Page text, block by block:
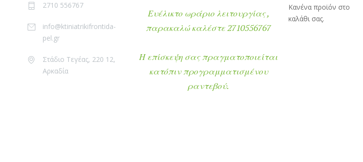
2710 556767
info@ktiniatrikifrontida-
pel.gr
Στάδιο Τεγέας, 220 12,
Αρκαδία
Ευέλικτο ωράριο λειτουργίας ,
παρακαλώ καλέστε 2710556767
Η επίσκεψη σας πραγματοποιείται
κατόπιν προγραμματισμένου
ραντεβού.
Κανένα προϊόν στο
καλάθι σας.